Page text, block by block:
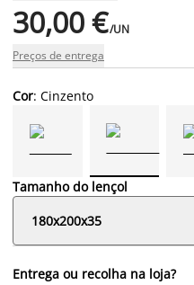
30,00 €/UN
Preços de entrega
Cor: Cinzento
Tamanho do lençol
180x200x35
Entrega ou recolha na loja?